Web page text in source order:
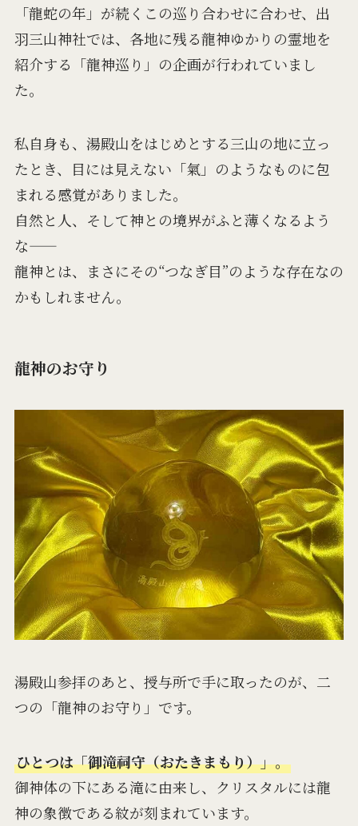
「龍蛇の年」が続くこの巡り合わせに合わせ、出
羽三山神社では、各地に残る龍神ゆかりの霊地を
紹介する「龍神巡り」の企画が行われていまし
た。
私自身も、湯殿山をはじめとする三山の地に立っ
たとき、目には見えない「氣」のようなものに包
まれる感覚がありました。
自然と人、そして神との境界がふと薄くなるよう
な――
龍神とは、まさにその“つなぎ目”のような存在なの
かもしれません。
龍神のお守り
湯殿山参拝のあと、授与所で手に取ったのが、二
つの「龍神のお守り」です。
ひとつは「御滝祠守（おたきまもり）」。
御神体の下にある滝に由来し、クリスタルには龍
神の象徴である紋が刻まれています。